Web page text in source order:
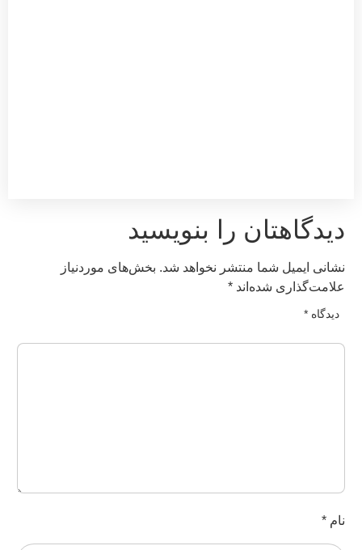
دیدگاهتان را بنویسید
نشانی ایمیل شما منتشر نخواهد شد. بخش‌های موردنیاز
علامت‌گذاری شده‌اند*
دیدگاه*
*